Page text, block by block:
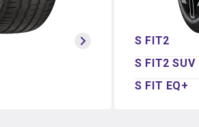
S FIT2
S FIT2 SUV
S FIT EQ+